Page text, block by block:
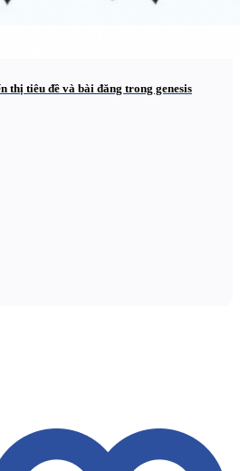
thị tiêu đề và bài đăng trong genesis